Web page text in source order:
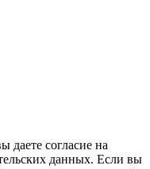
даете согласие на
данных. Если вы